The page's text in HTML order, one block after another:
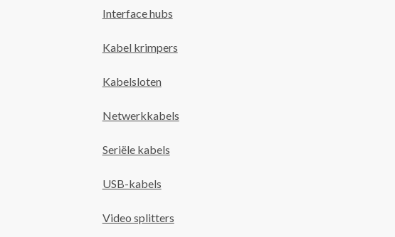
Interface hubs
Kabel krimpers
Kabelsloten
Netwerkkabels
Seriële kabels
USB-kabels
Video splitters